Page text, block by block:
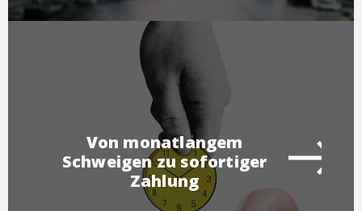
Von monatlangem
Schweigen zu sofortiger
Zahlung